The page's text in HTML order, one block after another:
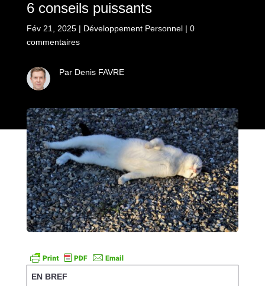
6 conseils puissants
Fév 21, 2025| Développement Personnel| 0
commentaires
Par Denis FAVRE
EN BREF